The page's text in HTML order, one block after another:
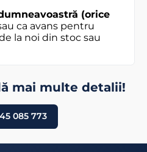
(orice
ca avans pentru
la noi din stoc sau
mai multe detalii!
085 773